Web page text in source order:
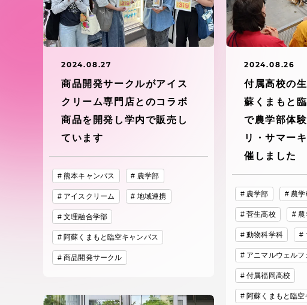
2024.08.27
商品開発サークルがアイス
クリーム専門店とのコラボ
商品を開発し学内で販売し
ています
熊本キャンパス 農学部
アイスクリーム 地域連携
文理融合学部
阿蘇くまもと臨空キャンパス
商品開発サークル
2024.08.26
付属高校の
蘇くまもと
で農学部体
リ・サマー
催しました
農学部 農
菅生高校
動物科学科
アニマルウェルフ
付属福岡高校
阿蘇くまもと臨空
ダイバーシティ推進
学則・諸規程
コンプライアンス
キャンパス案内
在学生の皆様
保護者の方
教育システム
教育センター
研究支援・体制
スポーツ・施設
研究所
付属図書館
東海大学 教員・